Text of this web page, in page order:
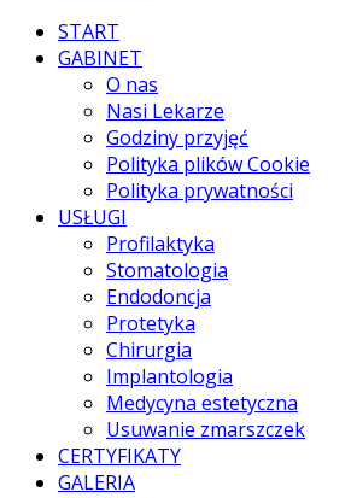
START
GABINET
O nas
Nasi Lekarze
Godziny przyjęć
Polityka plików Cookie
Polityka prywatności
USŁUGI
Profilaktyka
Stomatologia
Endodoncja
Protetyka
Chirurgia
Implantologia
Medycyna estetyczna
Usuwanie zmarszczek
CERTYFIKATY
GALERIA